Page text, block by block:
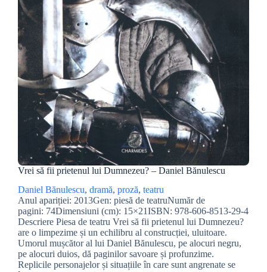
Vrei să fii prietenul lui Dumnezeu? – Daniel Bănulescu
Daniel Bănulescu, dramă, proză, teatru
Anul apariției: 2013Gen: piesă de teatruNumăr de
pagini: 74Dimensiuni (cm): 15×21ISBN: 978-606-8513-29-4
Descriere Piesa de teatru Vrei să fii prietenul lui Dumnezeu?
are o limpezime și un echilibru al construcției, uluitoare.
Umorul mușcător al lui Daniel Bănulescu, pe alocuri negru,
pe alocuri duios, dă paginilor savoare și profunzime.
Replicile personajelor și situațiile în care sunt angrenate se